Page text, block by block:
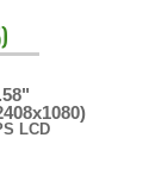
LCD